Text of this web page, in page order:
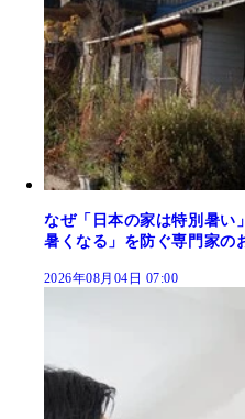
なぜ「日本の家は特別暑
暑くなる」を防ぐ専門家の
2026年08月04日 07:00